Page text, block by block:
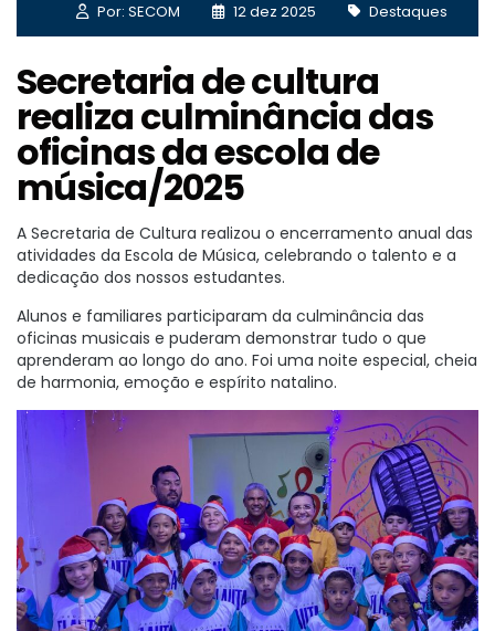
Por: SECOM 12 dez 2025 Destaques
Secretaria de cultura
realiza culminância das
oficinas da escola de
música/2025
A Secretaria de Cultura realizou o encerramento anual das
atividades da Escola de Música, celebrando o talento e a
dedicação dos nossos estudantes.
Alunos e familiares participaram da culminância das
oficinas musicais e puderam demonstrar tudo o que
aprenderam ao longo do ano. Foi uma noite especial, cheia
de harmonia, emoção e espírito natalino.